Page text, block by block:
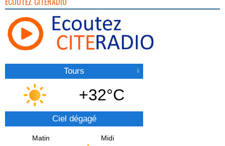
Tours
+32°C
Ciel dégagé
Matin Midi